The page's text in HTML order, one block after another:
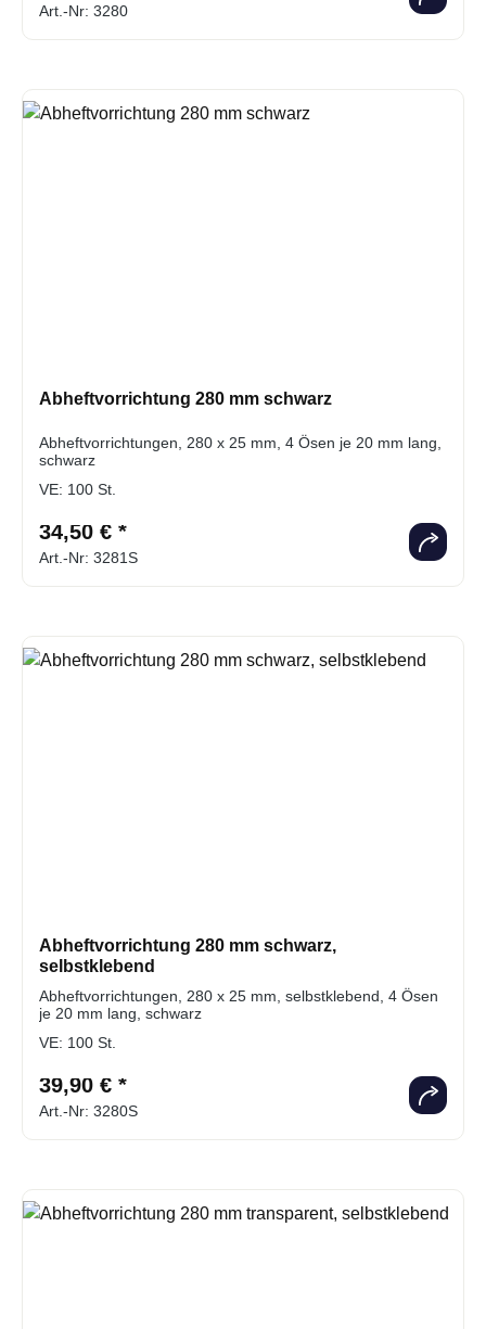
Art.-Nr: 3280
Abheftvorrichtung 280 mm schwarz
Abheftvorrichtungen, 280 x 25 mm, 4 Ösen je 20 mm lang,
schwarz
VE: 100 St.
34,50 € *
Art.-Nr: 3281S
Abheftvorrichtung 280 mm schwarz,
selbstklebend
Abheftvorrichtungen, 280 x 25 mm, selbstklebend, 4 Ösen
je 20 mm lang, schwarz
VE: 100 St.
39,90 € *
Art.-Nr: 3280S